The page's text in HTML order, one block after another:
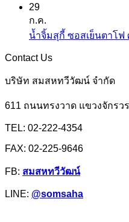
มัน
แป้ง
มัน
หรือ
ฮ่องกง
29
ก.ค.
น้ำจิ้มสุกี้ ซอสเย็นตาโ
Contact Us
บริษัท สมสหทวีวัฒน์ จำกัด
611 ถนนทรงวาด แขวงจักรว
TEL: 02-222-4354
FAX: 02-225-9646
FB: สมสหทวีวัฒน์
LINE: @somsaha